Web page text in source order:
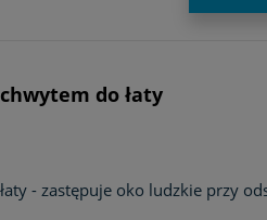
do łaty
- zastępuje oko ludzkie przy